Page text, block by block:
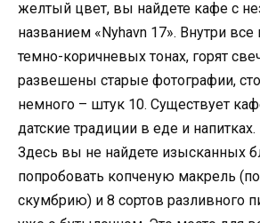
желтый цвет, вы найдете кафе с
названием «Nyhavn 17». Внутри
темно-коричневых тонах, горят
развешены старые фотографии,
немного – штук 10. Существует
датские традиции в еде и напитках.
Здесь вы не найдете изысканных
попробовать копченую макрель
скумбрию) и 8 сортов разливного